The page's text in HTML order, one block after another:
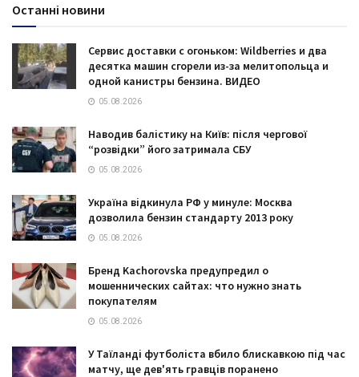
Останні новини
Сервис доставки с огоньком: Wildberries и два
десятка машин сгорели из-за мелитопольца и
одной канистры бензина. ВИДЕО
05.08.2026
Наводив балістику на Київ: після чергової
“розвідки” його затримала СБУ
05.08.2026
Україна відкинула РФ у минуле: Москва
дозволила бензин стандарту 2013 року
05.08.2026
Бренд Kachorovska предупредил о
мошеннических сайтах: что нужно знать
покупателям
05.08.2026
У Таїланді футболіста вбило блискавкою під час
матчу, ще дев'ять гравців поранено